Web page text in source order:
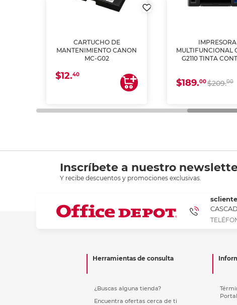
CARTUCHO DE
MANTENIMIENTO CANON
MC-G02
$12.40
IMPRESORA
MULTIFUNCIONAL
G2110 TINTA
$189.00$209.00
Inscríbete a nuestro
Y recibe descuentos y promociones exclusivas.
Herramientas de consulta
¿Buscas alguna tienda?
Encuentra ofertas cerca de ti
Portal